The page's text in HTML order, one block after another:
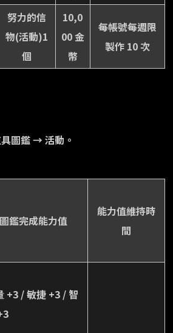
努力的信
物(活動)1
個
10,0
00 金
幣
每帳號每週限
製作 10 次
圖鑑 → 活動。
圖鑑完成能力值
能力值維持時
間
+3 / 敏捷 +3 / 智